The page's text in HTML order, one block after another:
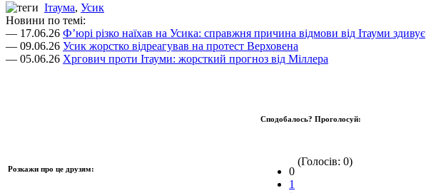
Ітаума, Усик
Новини по темі:
— 17.06.26 Ф’юрі різко наїхав на Усика: справжня причина відмови від Ітауми здивує
— 09.06.26 Усик жорстко відреагував на протест Верховена
— 05.06.26 Хргович проти Ітауми: жорсткий прогноз від Міллера
Розкажи про це друзям:
Сподобалось? Проголосуй:
0
1
(Голосів: 0)